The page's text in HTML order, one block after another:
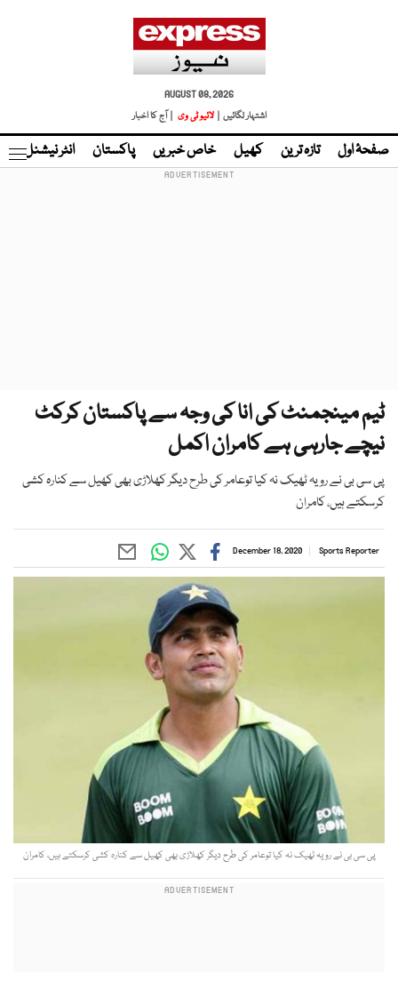
AUGUST 08, 2026
اشتہار لگائیں |
لائیو ٹی وی | آج کا اخبار
صفحۂ اول تازہ ترین کھیل خاص خبریں پاکستان انٹر نیشنل
ٹیم مینجمنٹ کی انا کی وجہ سے پاکستان کرکٹ
نیچے جارہی ہے کامران اکمل
پی سی بی نے رویہ ٹھیک نہ کیا توعامر کی طرح دیگر کھلاڑی بھی کھیل سے کنارہ کشی
کرسکتے ہیں، کامران
Sports Reporter
December 18, 2020
پی سی بی نے رویہ ٹھیک نہ کیا توعامر کی طرح دیگر کھلاڑی بھی کھیل سے کنارہ کشی کرسکتے ہیں، کامران